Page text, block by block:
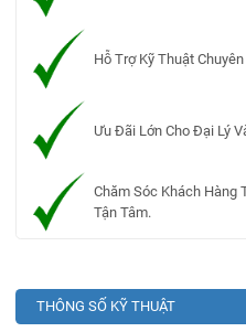
Hỗ Trợ Kỹ Thuật
Ưu Đãi Lớn Cho Đại Lý
Chăm Sóc Khách Hàng
Tận Tâm.
THÔNG SỐ KỸ THUẬT